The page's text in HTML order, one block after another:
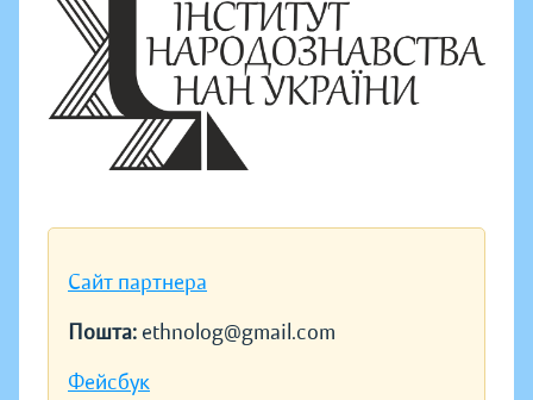
Сайт партнера
Пошта: ethnolog@gmail.com
Фейсбук